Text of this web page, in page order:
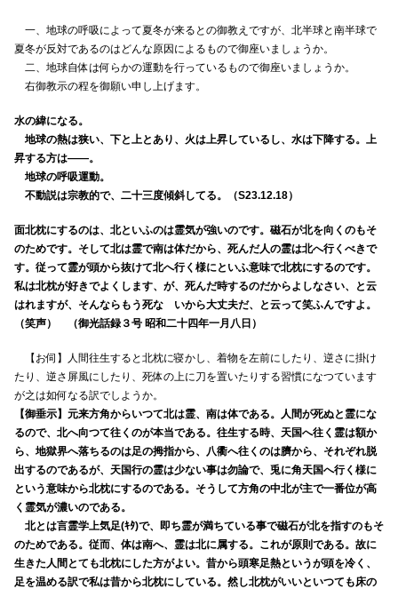
一、地球の呼吸によって夏冬が来るとの御教えですが、北半球と南半球で
夏冬が反対であるのはどんな原因によるもので御座いましょうか。
二、地球自体は何らかの運動を行っているもので御座いましょうか。
右御教示の程を御願い申し上げます。
水の緯になる。
地球の熱は狭い、下と上とあり、火は上昇しているし、水は下降する。上
昇する方は――。
地球の呼吸運動。
不動説は宗教的で、二十三度傾斜してる。（S23.12.18）
面北枕にするのは、北といふのは霊気が強いのです。磁石が北を向くのもそ
のためです。そして北は霊で南は体だから、死んだ人の霊は北へ行くべきで
す。従って霊が頭から抜けて北へ行く様にといふ意味で北枕にするのです。
私は北枕が好きでよくします、が、死んだ時するのだからよしなさい、と云
はれますが、そんならもう死なゝいから大丈夫だ、と云って笑ふんですよ。
（笑声） （御光話録３号 昭和二十四年一月八日）
【お伺】人間往生すると北枕に寝かし、着物を左前にしたり、逆さに掛け
たり、逆さ屏風にしたり、死体の上に刀を置いたりする習慣になつています
が之は如何なる訳でしようか。
【御垂示】元来方角からいつて北は霊、南は体である。人間が死ぬと霊にな
るので、北へ向つて往くのが本当である。往生する時、天国へ往く霊は額か
ら、地獄界へ落ちるのは足の拇指から、八衢へ往くのは臍から、それぞれ脱
出するのであるが、天国行の霊は少ない事は勿論で、兎に角天国へ行く様に
という意味から北枕にするのである。そうして方角の中北が主で一番位が高
く霊気が濃いのである。
北とは言霊学上気足(ｷﾀ)で、即ち霊が満ちている事で磁石が北を指すのもそ
のためである。従而、体は南へ、霊は北に属する。これが原則である。故に
生きた人間とても北枕にした方がよい。昔から頭寒足熱というが頭を冷く、
足を温める訳で私は昔から北枕にしている。然し北枕がいいといつても床の